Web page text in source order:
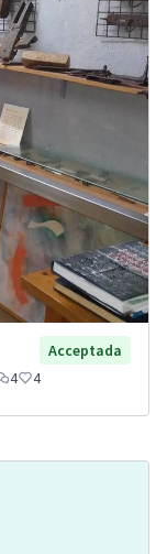
Acceptada
4 4